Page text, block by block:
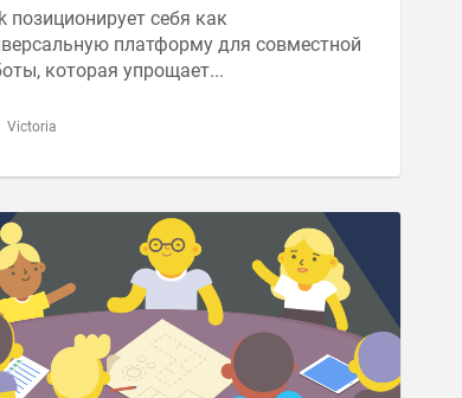
позиционирует себя как
платформу для совместной
которая упрощает...
Victoria